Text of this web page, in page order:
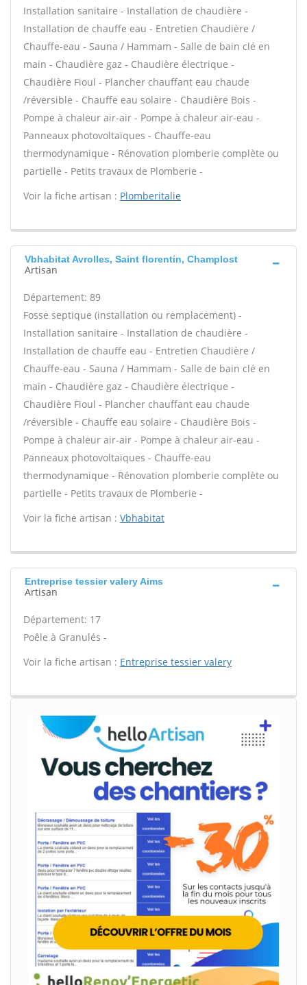
Installation sanitaire - Installation de chaudière -
Installation de chauffe eau - Entretien Chaudière /
Chauffe-eau - Sauna / Hammam - Salle de bain clé en
main - Chaudière gaz - Chaudière électrique -
Chaudière Fioul - Plancher chauffant eau chaude
/réversible - Chauffe eau solaire - Chaudière Bois -
Pompe à chaleur air-air - Pompe à chaleur air-eau -
Panneaux photovoltaïques - Chauffe-eau
thermodynamique - Rénovation plomberie complète ou
partielle - Petits travaux de Plomberie -
Voir la fiche artisan : Plomberitalie
Vbhabitat Avrolles, Saint florentin, Champlost
Artisan
Département: 89
Fosse septique (installation ou remplacement) -
Installation sanitaire - Installation de chaudière -
Installation de chauffe eau - Entretien Chaudière /
Chauffe-eau - Sauna / Hammam - Salle de bain clé en
main - Chaudière gaz - Chaudière électrique -
Chaudière Fioul - Plancher chauffant eau chaude
/réversible - Chauffe eau solaire - Chaudière Bois -
Pompe à chaleur air-air - Pompe à chaleur air-eau -
Panneaux photovoltaïques - Chauffe-eau
thermodynamique - Rénovation plomberie complète ou
partielle - Petits travaux de Plomberie -
Voir la fiche artisan : Vbhabitat
Entreprise tessier valery Aims
Artisan
Département: 17
Poêle à Granulés -
Voir la fiche artisan : Entreprise tessier valery